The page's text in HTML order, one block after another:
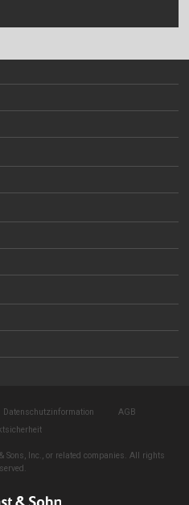
Datenschutzinformation
AGB
Sons, Inc., or related companies. All rights